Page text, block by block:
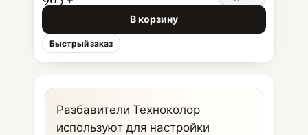
В корзину
Быстрый заказ
Разбавители Техноколор
используют для настройки